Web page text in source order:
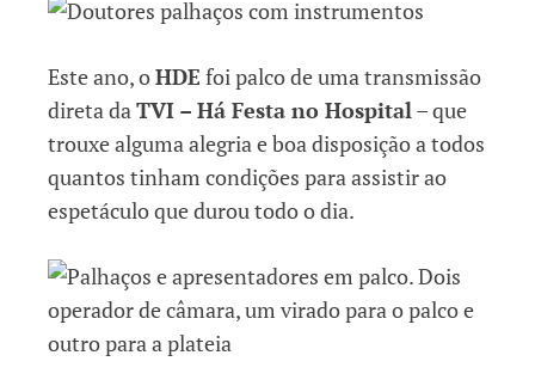
Este ano, oHDE foi palco de uma transmissão
direta da TVI – Há Festa no Hospital – que
trouxe alguma alegria e boa disposição a todos
quantos tinham condições para assistir ao
espetáculo que durou todo o dia.